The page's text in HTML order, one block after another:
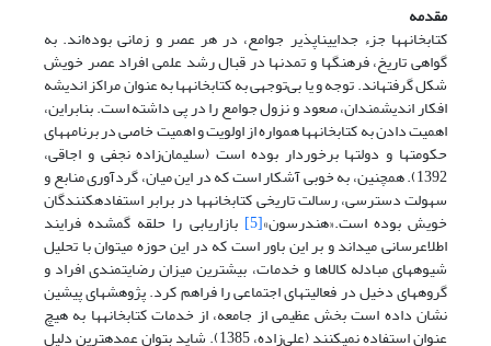
مقدمه
کتابخانه‏ها جزء جدایی‏ناپذیر جوامع، در هر عصر و زمانی بوده‌اند. به
گواهی تاریخ، فرهنگ‏ها و تمدن‏ها در قبال رشد علمی افراد عصر خویش
شکل گرفته‏اند. توجه و یا بی‌توجهی به کتابخانه‏ها به عنوان مراکز اندیشه
افکار اندیشمندان، صعود و نزول جوامع را در پی داشته است. بنابراین،
اهمیت دادن به ‏کتابخانه‏ها همواره از اولویت و اهمیت خاصی در برنامه‏های
حکومت‏ها و دولت‏ها برخوردار بوده است (سلیمان‌زاده نجفی و اجاقی،
1392). همچنین، به خوبی آشکار است که در این میان، گردآوری منابع و
سهولت دسترسی، رسالت تاریخی کتابخانه‏ها در برابر استفاده‏کنندگان
خویش بوده است.«هندرسون»[5] بازاریابی را حلقه گمشده فرایند
اطلاع‏رسانی می‏داند و بر این باور است که در این حوزه می‏توان با تحلیل
شیوه‏های مبادله‏ کالاها و خدمات، بیشترین میزان رضایتمندی افراد و
گروه‏های دخیل در فعالیت‏های اجتماعی را فراهم کرد. پژوهش‏های پیشین
نشان داده است بخش عظیمی از جامعه، از خدمات کتابخانه‏ها به هیچ
عنوان استفاده نمی‏کنند (علی‌زاده، 1385). شاید بتوان عمده‏ترین دلیل